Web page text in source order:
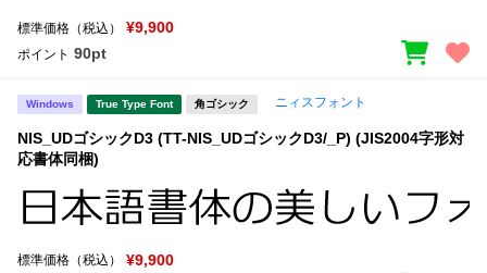
標準価格（税込） ¥9,900
ポイント 90pt
Windows True Type Font 角ゴシック ニィスフォント
NIS_UDゴシックD3 (TT-NIS_UDゴシックD3/_P) (JIS2004字形対
応書体同梱)
標準価格（税込） ¥9,900